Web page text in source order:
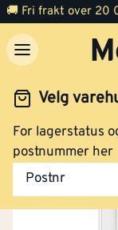
Velg
For lagerstatus
postnummer her
Postnr
Dør Innerdør